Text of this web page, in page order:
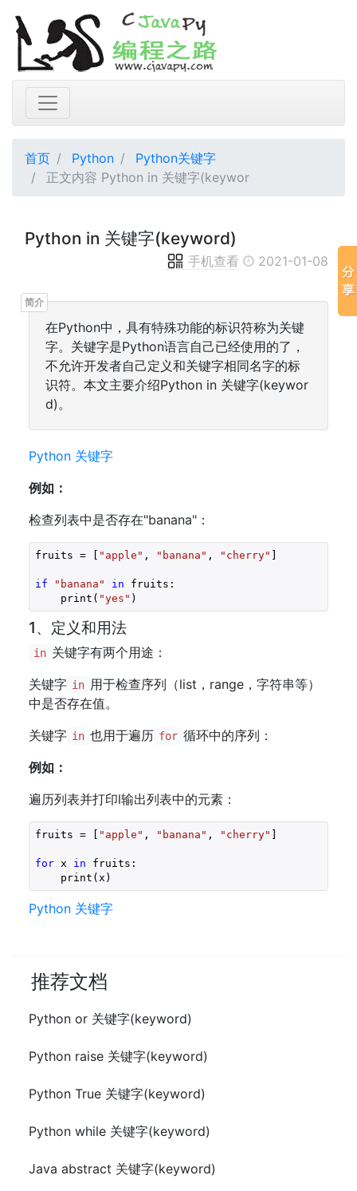
首页 Python
Python关键字
正文内容 Python in 关键字(keywor
Python in 关键字(keyword)
手机查看 2021-01-08
在Python中，具有特殊功能的标识符称为关键
字。关键字是Python语言自己已经使用的了，
不允许开发者自己定义和关键字相同名字的标
识符。本文主要介绍Python in 关键字(keywor
d)。
Python 关键字
例如：
检查列表中是否存在"banana"：
fruits = [ "apple" , "banana" , "cherry" ]
if "banana" in fruits:
    print(
"yes" )
1、定义和用法
in 关键字有两个用途：
关键字 in 用于检查序列（list，range，字符串等）
中是否存在值。
关键字 in 也用于遍历 for 循环中的序列：
例如：
遍历列表并打印l输出列表中的元素：
fruits = [ "apple" , "banana" , "cherry" ]
for x in fruits:
    print(x)
Python 关键字
推荐文档
Python or 关键字(keyword)
Python raise 关键字(keyword)
Python True 关键字(keyword)
Python while 关键字(keyword)
Java abstract 关键字(keyword)